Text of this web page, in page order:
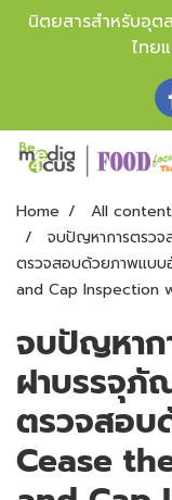
นิตยสารสำหรับอุต
ไทย
Home All
จบปัญหาการตรวจ
ตรวจสอบด้วยภาพแบ
and Cap Inspection
จบปัญหาก
ฝาบรรจุภั
ตรวจสอบ
Cease